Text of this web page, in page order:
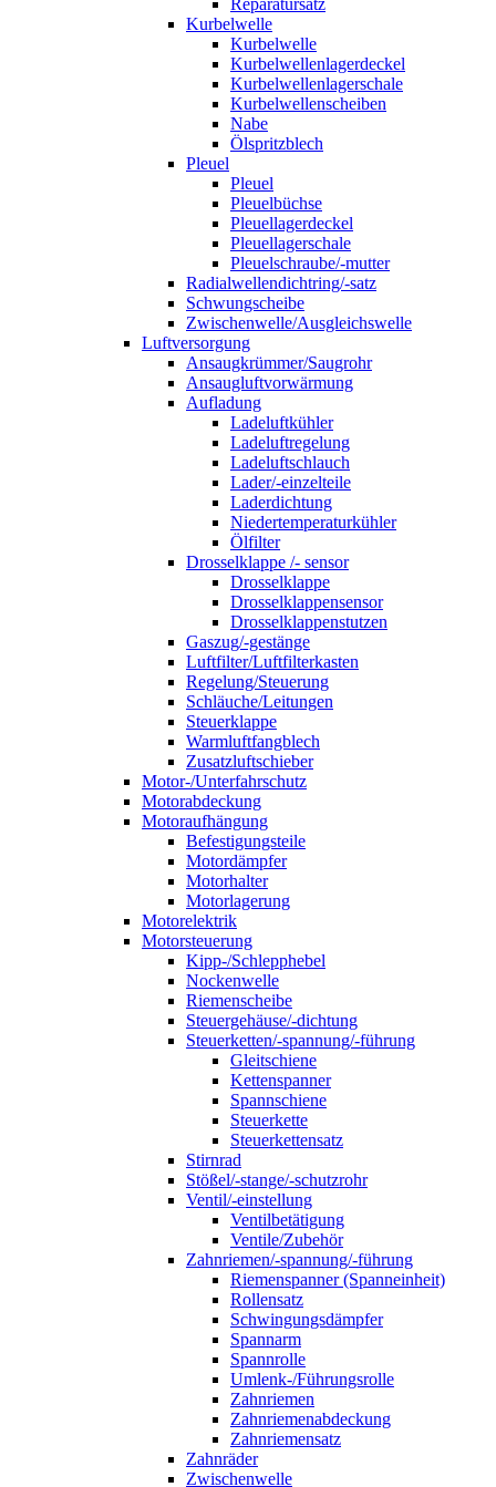
Reparatursatz
Kurbelwelle
Kurbelwelle
Kurbelwellenlagerdeckel
Kurbelwellenlagerschale
Kurbelwellenscheiben
Nabe
Ölspritzblech
Pleuel
Pleuel
Pleuelbüchse
Pleuellagerdeckel
Pleuellagerschale
Pleuelschraube/-mutter
Radialwellendichtring/-satz
Schwungscheibe
Zwischenwelle/Ausgleichswelle
Luftversorgung
Ansaugkrümmer/Saugrohr
Ansaugluftvorwärmung
Aufladung
Ladeluftkühler
Ladeluftregelung
Ladeluftschlauch
Lader/-einzelteile
Laderdichtung
Niedertemperaturkühler
Ölfilter
Drosselklappe /- sensor
Drosselklappe
Drosselklappensensor
Drosselklappenstutzen
Gaszug/-gestänge
Luftfilter/Luftfilterkasten
Regelung/Steuerung
Schläuche/Leitungen
Steuerklappe
Warmluftfangblech
Zusatzluftschieber
Motor-/Unterfahrschutz
Motorabdeckung
Motoraufhängung
Befestigungsteile
Motordämpfer
Motorhalter
Motorlagerung
Motorelektrik
Motorsteuerung
Kipp-/Schlepphebel
Nockenwelle
Riemenscheibe
Steuergehäuse/-dichtung
Steuerketten/-spannung/-führung
Gleitschiene
Kettenspanner
Spannschiene
Steuerkette
Steuerkettensatz
Stirnrad
Stößel/-stange/-schutzrohr
Ventil/-einstellung
Ventilbetätigung
Ventile/Zubehör
Zahnriemen/-spannung/-führung
Riemenspanner (Spanneinheit)
Rollensatz
Schwingungsdämpfer
Spannarm
Spannrolle
Umlenk-/Führungsrolle
Zahnriemen
Zahnriemenabdeckung
Zahnriemensatz
Zahnräder
Zwischenwelle